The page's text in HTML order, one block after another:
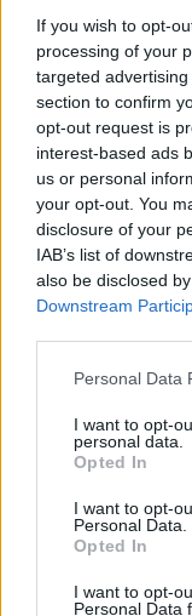
If you wish to opt-
processing of your
targeted
section to confirm
opt-out request is
interest-based ads
us or personal
your opt-out. You
disclosure of your
IAB’s list of
also be disclosed
Downstream
Please note that
not limited to your
grant or deny
use your data for
consent section.
Personal Data
I want to opt-
personal data.
Opted In
I want to opt-
Personal Data.
Opted In
I want to opt-
Personal Data
további
indokolt”
Egy
feljelentő
meg.
A 444 által
alapján az
kiszálló
44 éves-e a